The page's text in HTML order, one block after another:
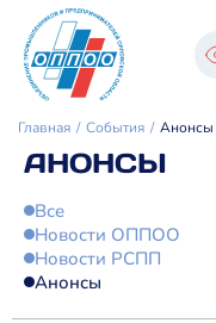
Главная События Анонсы
АНОНСЫ
Все
Новости ОППОО
Новости РСПП
Анонсы